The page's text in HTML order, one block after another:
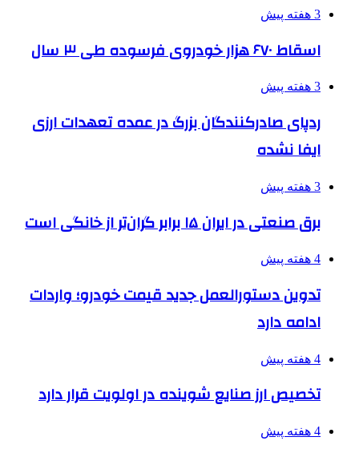
3 هفته پیش
اسقاط ۶۷۰ هزار خودروی فرسوده طی ۳ سال
3 هفته پیش
ردپای صادرکنندگان بزرگ در عمده تعهدات ارزی
ایفا نشده
3 هفته پیش
برق صنعتی در ایران ۱۵ برابر گران‌تر از خانگی است
4 هفته پیش
تدوین دستورالعمل جدید قیمت خودرو؛ واردات
ادامه دارد
4 هفته پیش
تخصیص ارز صنایع شوینده در اولویت قرار دارد
4 هفته پیش